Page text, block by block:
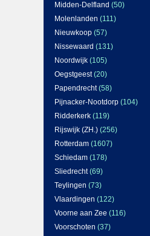
Midden-Delfland (50)
Molenlanden (111)
Nieuwkoop (57)
Nissewaard (131)
Noordwijk (105)
Oegstgeest(20)
Papendrecht(58)
Pijnacker-Nootdorp (104)
Ridderkerk (119)
Rijswijk (ZH.) (256)
Rotterdam (1607)
Schiedam (178)
Sliedrecht(69)
Teylingen (73)
Vlaardingen (122)
Voorne aan Zee (116)
Voorschoten (37)